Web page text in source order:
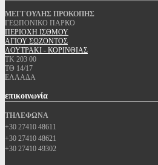
ΜΕΓΓΟΥΛΗΣ ΠΡΟΚΟΠΗΣ
ΓΕΩΠΟΝΙΚΟ ΠΑΡΚΟ
ΠΕΡΙΟΧΗ ΙΣΘΜΟΥ
ΑΓΙΟΥ ΣΩΖΟΝΤΟΣ
ΛΟΥΤΡΑΚΙ - ΚΟΡΙΝΘΙΑΣ
ΤΚ 203 00
ΤΘ 14/17
ΕΛΛΑΔΑ
επικοινωνία
ΤΗΛΕΦΩΝΑ
+30 27410 48611
+30 27410 48621
+30 27410 49302